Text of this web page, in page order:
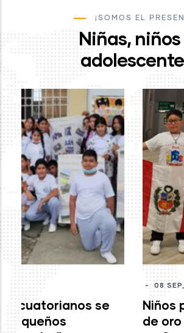
¡SOMOS EL
Niñas,
Niños peruanos ganan
de oro en certamen